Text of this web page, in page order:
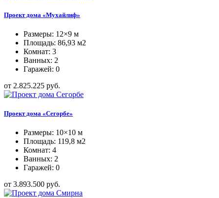
Проект дома «Мухайлиф»
Размеры: 12×9 м
Площадь: 86,93 м2
Комнат: 3
Ванных: 2
Гаражей: 0
от 2.825.225 руб.
Проект дома «Сегорбе»
Размеры: 10×10 м
Площадь: 119,8 м2
Комнат: 4
Ванных: 2
Гаражей: 0
от 3.893.500 руб.